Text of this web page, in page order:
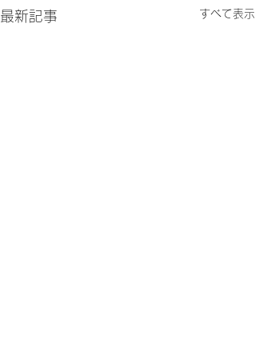
最新記事 すべて表示